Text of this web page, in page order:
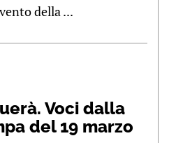
della ...
Voci dalla
del 19 marzo